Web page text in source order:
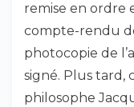
remise en ordre
compte-rendu
photocopie de
signé. Plus tard,
philosophe